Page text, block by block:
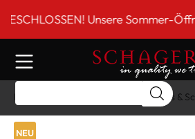
springenUnsere Sommer-
Home Sticks &
NEU